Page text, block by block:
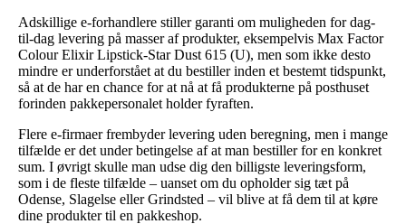
Adskillige e-forhandlere stiller garanti om muligheden for dag-
til-dag levering på masser af produkter, eksempelvis Max Factor
Colour Elixir Lipstick-Star Dust 615 (U), men som ikke desto
mindre er underforstået at du bestiller inden et bestemt tidspunkt,
så at de har en chance for at nå at få produkterne på posthuset
forinden pakkepersonalet holder fyraften.
Flere e-firmaer frembyder levering uden beregning, men i mange
tilfælde er det under betingelse af at man bestiller for en konkret
sum. I øvrigt skulle man udse dig den billigste leveringsform,
som i de fleste tilfælde – uanset om du opholder sig tæt på
Odense, Slagelse eller Grindsted – vil blive at få dem til at køre
dine produkter til en pakkeshop.